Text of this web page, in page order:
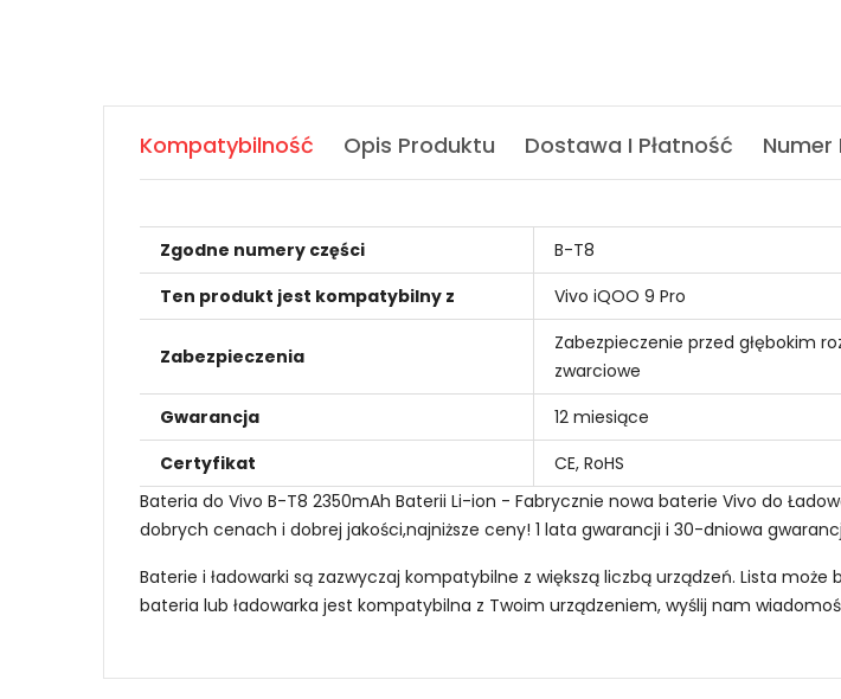
Kompatybilność Opis Produktu Dostawa I Płatność Numer
Zgodne numery części
B-T8
Ten produkt jest kompatybilny z
Vivo iQOO 9 Pro
Zabezpieczenia
Zabezpieczenie przed głębokim
zwarciowe
Gwarancja
12 miesiące
Certyfikat
CE, RoHS
Bateria do Vivo B-T8 2350mAh Baterii Li-ion - Fabrycznie nowa baterie Vivo do
dobrych cenach i dobrej jakości,najniższe ceny! 1 lata gwarancji i 30-dniowa
Baterie i ładowarki są zazwyczaj kompatybilne z większą liczbą urządzeń. Lista
bateria lub ładowarka jest kompatybilna z Twoim urządzeniem, wyślij nam